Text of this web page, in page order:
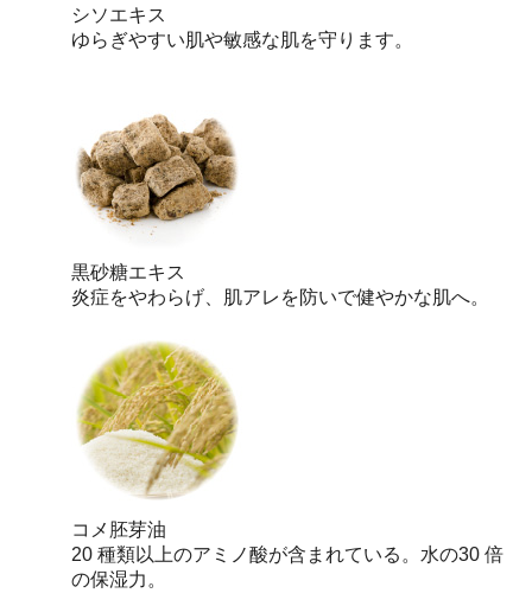
シソエキス
ゆらぎやすい肌や敏感な肌を守ります。
黒砂糖エキス
炎症をやわらげ、肌アレを防いで健やかな肌へ。
コメ胚芽油
20 種類以上のアミノ酸が含まれている。水の30 倍
の保湿力。